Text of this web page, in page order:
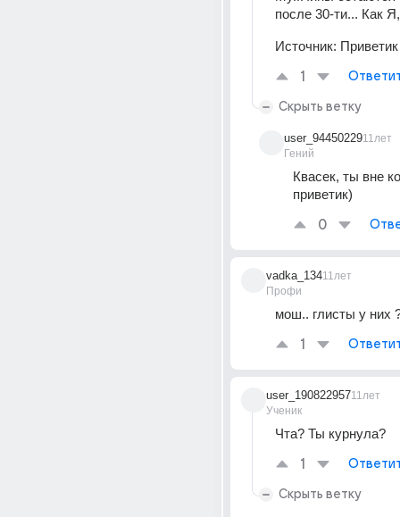
после 30-ти... Как
Источник:
1
Скрыть ветку
user_94450229
Гений
11лет
Квасек, ты вне
приветик)
0
vadka_134
Профи
11лет
мош.. глисты у них
1
user_190822957
Ученик
11лет
Чта? Ты курнула?
1
Скрыть ветку